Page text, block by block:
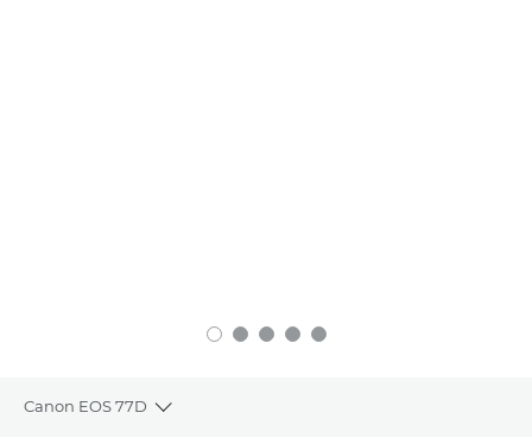
Canon EOS 77D
Toggle breadcrumbs